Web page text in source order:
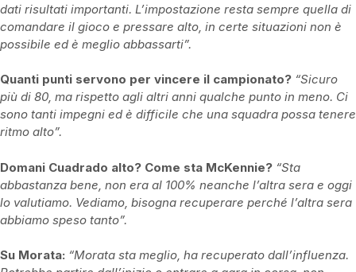
dati risultati importanti. L’impostazione resta sempre quella di
comandare il gioco e pressare alto, in certe situazioni non è
possibile ed è meglio abbassarti”.
Quanti punti servono per vincere il campionato? “Sicuro
più di 80, ma rispetto agli altri anni qualche punto in meno. Ci
sono tanti impegni ed è difficile che una squadra possa tenere
ritmo alto”.
Domani Cuadrado alto? Come sta McKennie? “Sta
abbastanza bene, non era al 100% neanche l’altra sera e oggi
lo valutiamo. Vediamo, bisogna recuperare perché l’altra sera
abbiamo speso tanto”.
Su Morata: “Morata sta meglio, ha recuperato dall’influenza.